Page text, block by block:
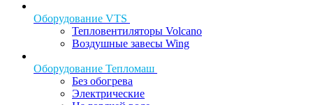
Оборудование VTS
Тепловентиляторы Volcano
Воздушные завесы Wing
Оборудование Тепломаш
Без обогрева
Электрические